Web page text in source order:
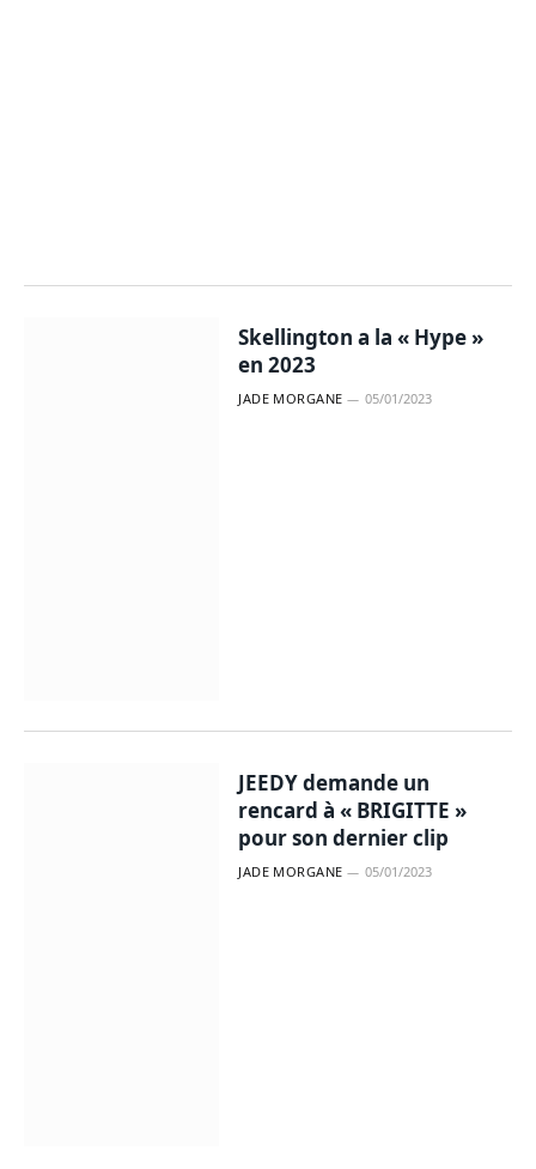
Skellington a la « Hype »
en 2023
JADE MORGANE 05/01/2023
JEEDY demande un
rencard à « BRIGITTE »
pour son dernier clip
JADE MORGANE 05/01/2023